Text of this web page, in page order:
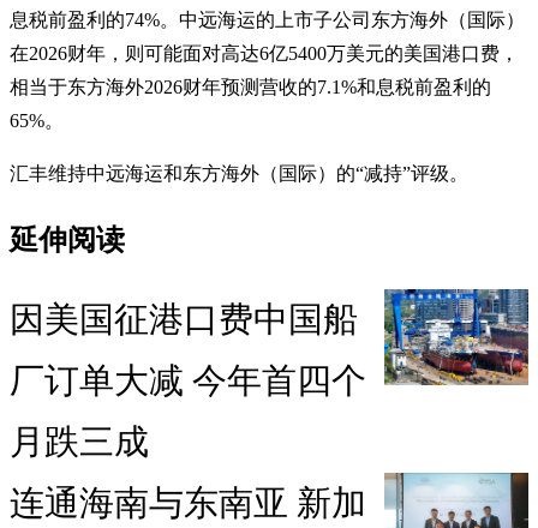
息税前盈利的74%。中远海运的上市子公司东方海外（国际）
在2026财年，则可能面对高达6亿5400万美元的美国港口费，
相当于东方海外2026财年预测营收的7.1%和息税前盈利的
65%。
汇丰维持中远海运和东方海外（国际）的“减持”评级。
延伸阅读
因美国征港口费中国船
厂订单大减 今年首四个
月跌三成
连通海南与东南亚 新加